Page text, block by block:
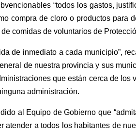
“todos los gastos,
compra de cloro o productos para
comidas de voluntarios de
de inmediato a cada municipio”,
de nuestra provincia y sus
que están cerca de
administración.
al Equipo de Gobierno que
atender a todos los habitantes de